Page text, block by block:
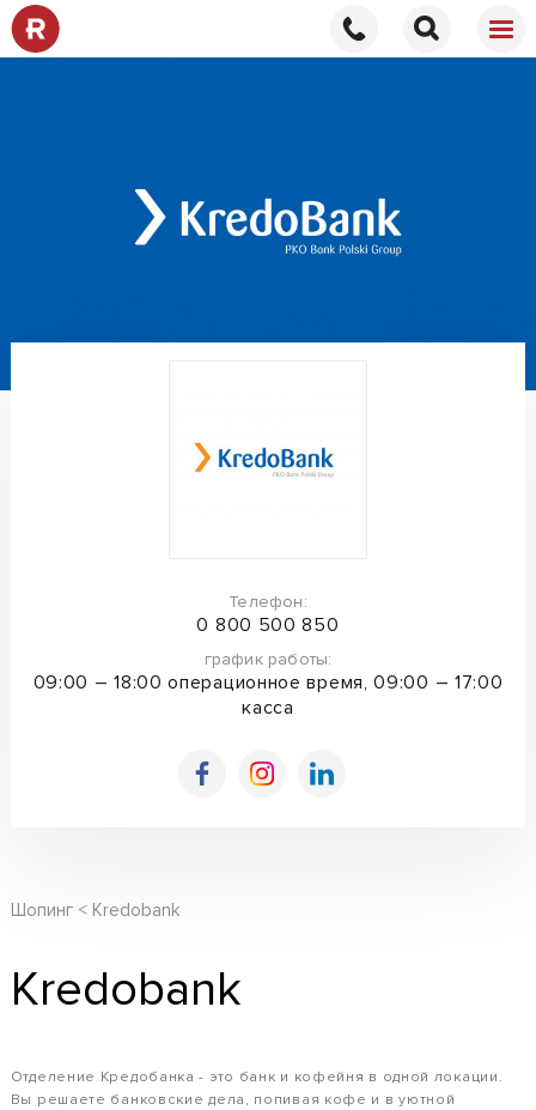
Телефон:
0 800 500 850
график работы:
09:00 – 18:00 операционное время,09:00 – 17:00
касса
Шопинг Kredobank
Kredobank
Отделение Кредобанка - это банк и кофейня в одной локации.
Вы решаете банковские дела, попивая кофе и в уютной